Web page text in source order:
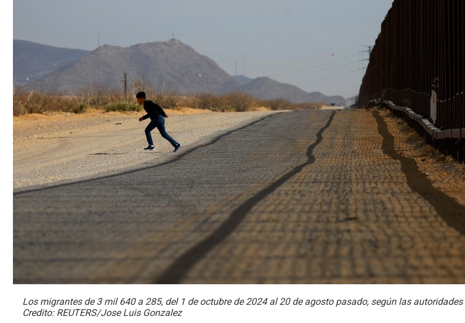
Los migrantes de 3 mil 640 a 285, del 1 de octubre de 2024 al 20 de agosto pasado, según las
Credito: REUTERS/Jose Luis Gonzalez